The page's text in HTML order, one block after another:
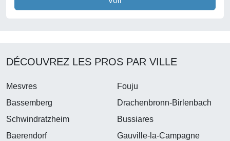
DÉCOUVREZ LES PROS PAR VILLE
Mesvres
Fouju
Bassemberg
Drachenbronn-Birlenbach
Schwindratzheim
Bussiares
Baerendorf
Gauville-la-Campagne